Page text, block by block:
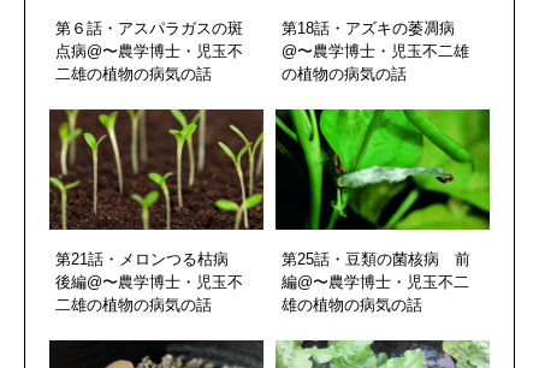
第６話・アスパラガスの斑
点病@〜農学博士・児玉不
二雄の植物の病気の話
第18話・アズキの萎凋病
@〜農学博士・児玉不二雄
の植物の病気の話
第21話・メロンつる枯病
後編@〜農学博士・児玉不
二雄の植物の病気の話
第25話・豆類の菌核病 前
編@〜農学博士・児玉不二
雄の植物の病気の話